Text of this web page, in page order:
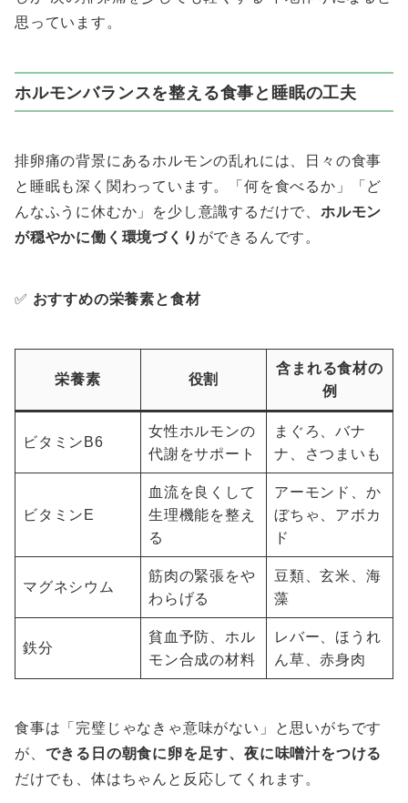
思っています。
ホルモンバランスを整える食事と睡眠の工夫
排卵痛の背景にあるホルモンの乱れには、日々の食事
と睡眠も深く関わっています。「何を食べるか」「ど
んなふうに休むか」を少し意識するだけで、 ホルモン
が穏やかに働く環境づくり ができるんです。
✅ おすすめの栄養素と食材
栄養素 役割
含まれる食材の
例
ビタミンB6
女性ホルモンの
代謝をサポート
まぐろ、バナ
ナ、さつまいも
ビタミンE
血流を良くして
生理機能を整え
る
アーモンド、か
ぼちゃ、アボカ
ド
マグネシウム
筋肉の緊張をや
わらげる
豆類、玄米、海
藻
鉄分
貧血予防、ホル
モン合成の材料
レバー、ほうれ
ん草、赤身肉
食事は「完璧じゃなきゃ意味がない」と思いがちです
が、 できる日の朝食に卵を足す、夜に味噌汁をつける
だけでも、体はちゃんと反応してくれます。